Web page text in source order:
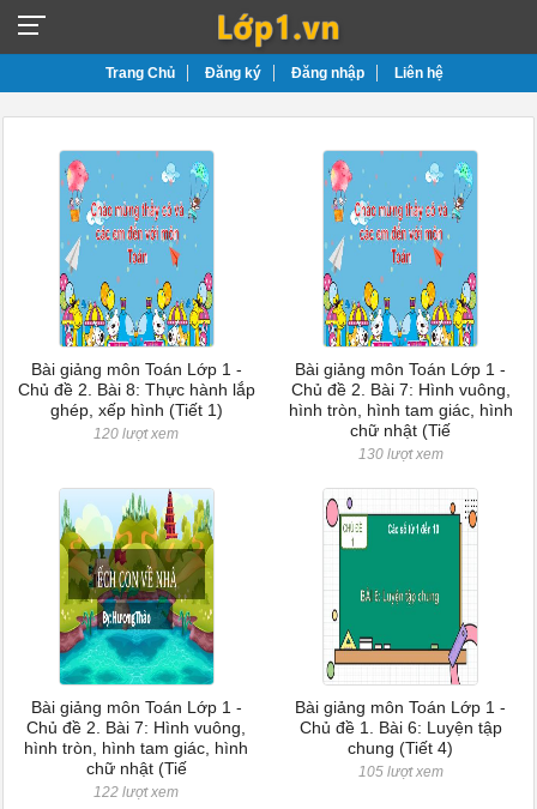
Trang Chủ Đăng ký Đăng nhập Liên hệ
Bài giảng môn Toán Lớp 1 -
Chủ đề 2. Bài 8: Thực hành lắp
ghép, xếp hình (Tiết 1)
120 lượt xem
Bài giảng môn Toán Lớp 1 -
Chủ đề 2. Bài 7: Hình vuông,
hình tròn, hình tam giác, hình
chữ nhật (Tiế
130 lượt xem
Bài giảng môn Toán Lớp 1 -
Chủ đề 2. Bài 7: Hình vuông,
hình tròn, hình tam giác, hình
chữ nhật (Tiế
122 lượt xem
Bài giảng môn Toán Lớp 1 -
Chủ đề 1. Bài 6: Luyện tập
chung (Tiết 4)
105 lượt xem